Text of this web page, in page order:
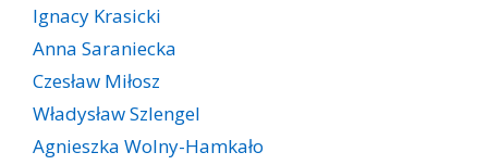
Ignacy Krasicki
Anna Saraniecka
Czesław Miłosz
Władysław Szlengel
Agnieszka Wolny-Hamkało